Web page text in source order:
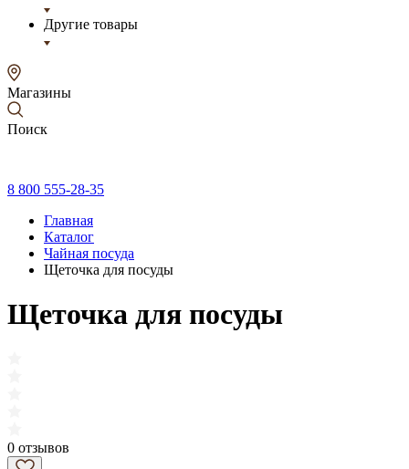
Другие товары
Магазины
Поиск
8 800 555-28-35
Главная
Каталог
Чайная посуда
Щеточка для посуды
Щеточка для посуды
0 отзывов